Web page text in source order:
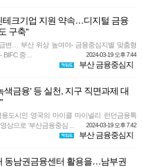
테크기업 지원 약속…디지털 금융
구축”
변… 부산 위상 높여야- 금융중심지별 맞춤형
중 ...
2024-03-19 오후 7:44
부산 금융중심지
색금융’ 등 실천, 지구 직면과제 대
도시인 영국의 마이클 마이넬리 런던금융특
상으로 ‘부산금융중심 ...
2024-03-19 오후 7:42
부산 금융중심지
동남권금융센터 활용을…남부권